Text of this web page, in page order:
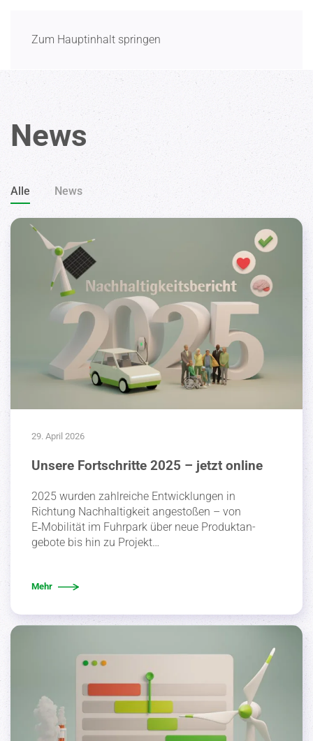
Zum Hauptinhalt springen
News
Alle News
29. April 2026
Unsere Fortschritte 2025 – jetzt online
2025 wurden zahlreiche Entwick­lungen in
Richtung Nachhal­tigkeit angestoßen – von
E‑Mobilität im Fuhrpark über neue Produkt­an­
gebote bis hin zu Projekt…
Mehr